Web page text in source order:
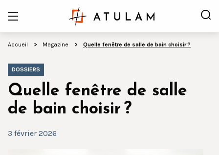
Accueil Magazine Quelle fenêtre de salle de bain choisir ?
DOSSIERS
Quelle fenêtre de salle
de bain choisir ?
3 février 2026